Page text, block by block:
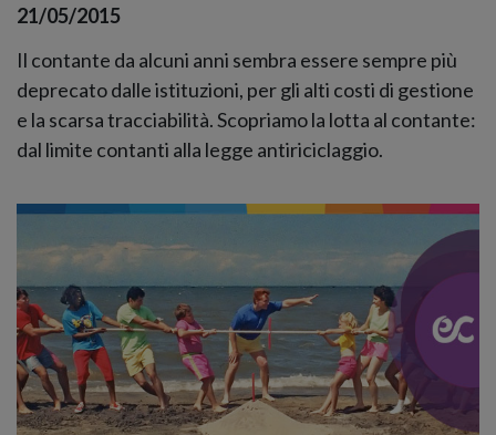
21/05/2015
Il contante da alcuni anni sembra essere sempre più
deprecato dalle istituzioni, per gli alti costi di gestione
e la scarsa tracciabilità. Scopriamo la lotta al contante:
dal limite contanti alla legge antiriciclaggio.